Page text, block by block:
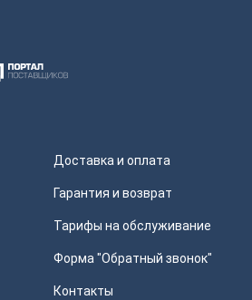
Доставка и оплата
Гарантия и возврат
Тарифы на обслуживание
Форма "Обратный звонок"
Контакты